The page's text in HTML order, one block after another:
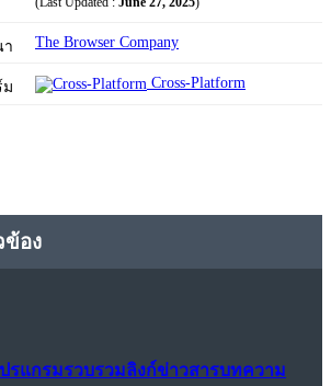
The Browser Company
ม Cross-Platform
ข้อง
ปรแกรมรวบรวมลิงก์ข่าวสารบทความ